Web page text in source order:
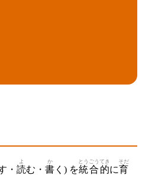
・ 読
よ
む・ 書
か
く) を統
とう
合
ごう
的
てき
に育
そだ